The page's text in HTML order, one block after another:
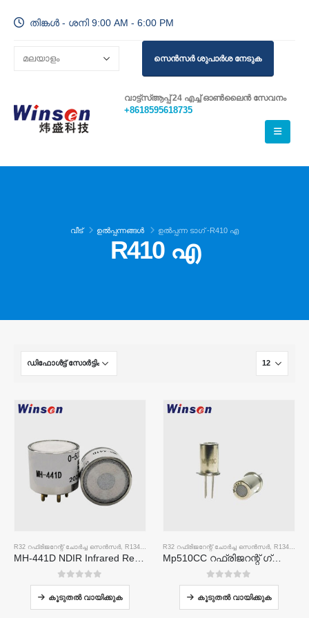
തിങ്കൾ - ശനി 9:00 AM - 6:00 PM
സെൻസർ ശുപാർശ നേടുക
വാട്ട്സ്ആപ്പ് 24 എച്ച് ഓൺലൈൻ സേവനം
+8618595618735
വീട് ഉൽപ്പന്നങ്ങൾ ഉൽപ്പന്ന ടാഗ് -R410 എ
R410 എ
R32 റഫ്രിജറേന്റ് ചോർച്ച സെൻസർ R134A റഫ്രിജറന്റ് ചോർച്ച സെൻസർ , R410 എ റഫ്രിജറന്റ്
05 ൽ
കൂടുതൽ വായിക്കുക
R32 റഫ്രിജറേന്റ് ചോർച്ച സെൻസർ R134A റഫ്രിജറന്റ് ചോർച്ച സെൻസർ
Mp510CC റഫ്രിജറന്റ് ഗ്യാസ് സെൻസർ | R32, R134A, R410A, R290 എന്നിവയ്ക്കുള്ള ഫ്രോൺ ലീക്ക് കണ്ടെത്തൽ
05 ൽ
കൂടുതൽ വായിക്കുക